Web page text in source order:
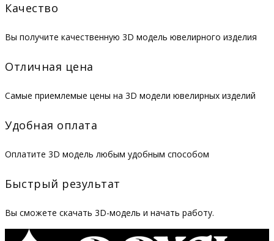
Качество
Вы получите качественную 3D модель ювелирного изделия
Отличная цена
Самые приемлемые цены на 3D модели ювелирных изделий
Удобная оплата
Оплатите 3D модель любым удобным способом
Быстрый результат
Вы сможете скачать 3D-модель и начать работу.